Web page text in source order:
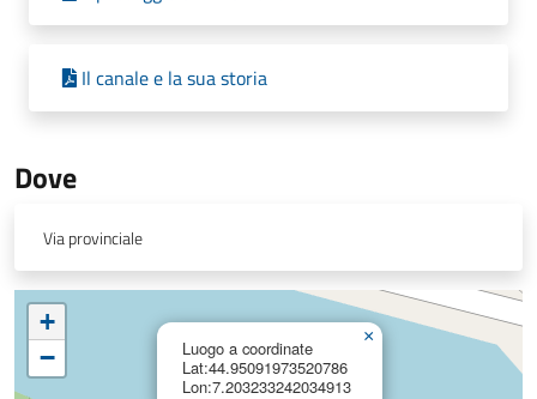
Il canale e la sua storia
Dove
Via provinciale
Luogo a coordinate
Lat:44.95091973520786
Lon:7.203233242034913
×
+
−